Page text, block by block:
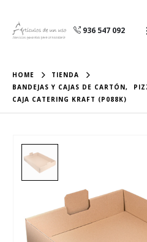
936 547 092
HOME
TIENDA
BANDEJAS Y CAJAS DE CARTÓN,
CAJA CATERING KRAFT (P088K)